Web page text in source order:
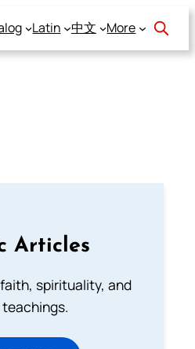
Latin 中文 More
Articles
spirituality, and